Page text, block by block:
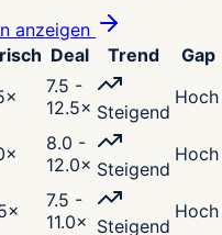
anzeigen
Deal Trend
Gap
×
7.5 -
12.5× Steigend
Hoch
×
8.0 -
12.0× Steigend
Hoch
×
7.5 -
11.0× Steigend
Hoch